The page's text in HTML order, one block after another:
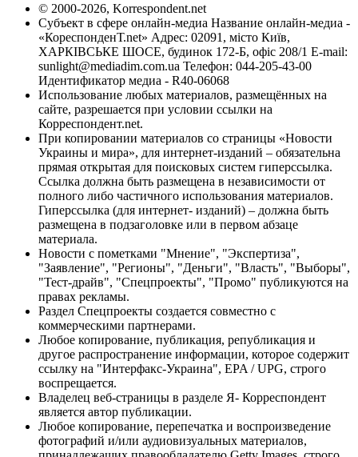
© 2000-2026, Korrespondent.net
Субъект в сфере онлайн-медиа Название онлайн-медиа -
«КореспонденТ.net» Адрес: 02091, місто Київ,
ХАРКІВСЬКЕ ШОСЕ, будинок 172-Б, офіс 208/1 E-mail:
sunlight@mediadim.com.ua Телефон: 044-205-43-00
Идентификатор медиа - R40-06068
Использование любых материалов, размещённых на
сайте, разрешается при условии ссылки на
Корреспондент.net.
При копировании материалов со страницы «Новости
Украины и мира», для интернет-изданий – обязательна
прямая открытая для поисковых систем гиперссылка.
Ссылка должна быть размещена в независимости от
полного либо частичного использования материалов.
Гиперссылка (для интернет- изданий) – должна быть
размещена в подзаголовке или в первом абзаце
материала.
Новости с пометками "Мнение", "Экспертиза",
"Заявление", "Регионы", "Деньги", "Власть", "Выборы",
"Тест-драйв", "Спецпроекты", "Промо" публикуются на
правах рекламы.
Раздел Спецпроекты создается совместно с
коммерческими партнерами.
Любое копирование, публикация, републикация и
другое распространение информации, которое содержит
ссылку на "Интерфакс-Украина", EPA / UPG, строго
воспрещается.
Владелец веб-страницы в разделе Я- Корреспондент
является автор публикации.
Любое копирование, перепечатка и воспроизведение
фотографий и/или аудиовизуальных материалов,